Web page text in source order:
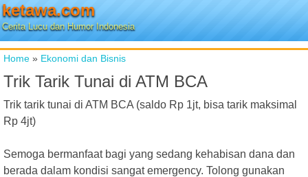
ketawa.com
Cerita Lucu dan Humor Indonesia
Home » Ekonomi dan Bisnis
Trik Tarik Tunai di ATM BCA
Trik tarik tunai di ATM BCA (saldo Rp 1jt, bisa tarik maksimal
Rp 4jt)
Semoga bermanfaat bagi yang sedang kehabisan dana dan
berada dalam kondisi sangat emergency. Tolong gunakan